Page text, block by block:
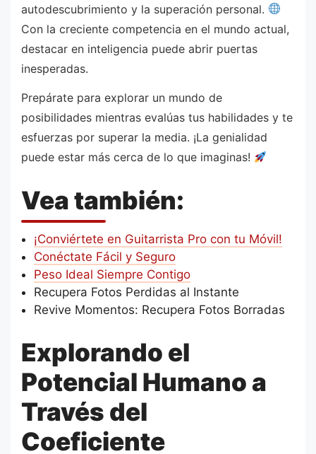
autodescubrimiento y la superación personal.
Con la creciente competencia en el mundo actual,
destacar en inteligencia puede abrir puertas
inesperadas.
Prepárate para explorar un mundo de
posibilidades mientras evalúas tus habilidades y te
esfuerzas por superar la media. ¡La genialidad
puede estar más cerca de lo que imaginas!
Vea también:
¡Conviértete en Guitarrista Pro con tu Móvil!
Conéctate Fácil y Seguro
Peso Ideal Siempre Contigo
Recupera Fotos Perdidas al Instante
Revive Momentos: Recupera Fotos Borradas
Explorando el
Potencial Humano a
Través del
Coeficiente